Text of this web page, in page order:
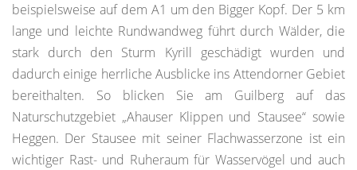
beispielsweise auf dem A1 um den Bigger Kopf. Der 5 km
lange und leichte Rundwandweg führt durch Wälder, die
stark durch den Sturm Kyrill geschädigt wurden und
dadurch einige herrliche Ausblicke ins Attendorner Gebiet
bereithalten. So blicken Sie am Guilberg auf das
Naturschutzgebiet „Ahauser Klippen und Stausee“ sowie
Heggen. Der Stausee mit seiner Flachwasserzone ist ein
wichtiger Rast- und Ruheraum für Wasservögel und auch